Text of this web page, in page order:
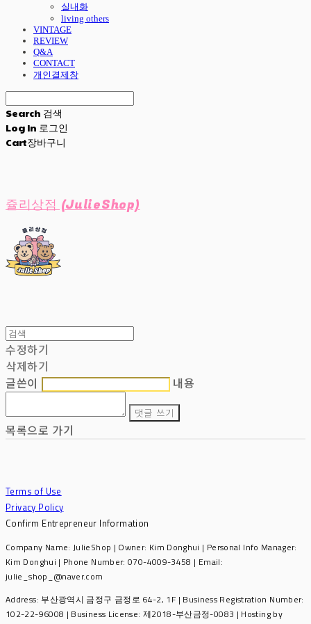
실내화
living others
VINTAGE
REVIEW
Q&A
CONTACT
개인결제창
Search 검색
Log In 로그인
Cart장바구니
쥴리상점 (JulieShop)
수정하기
삭제하기
글쓴이
내용
댓글 쓰기
목록으로 가기
Terms of Use
Privacy Policy
Confirm Entrepreneur Information
Company Name: JulieShop | Owner: Kim Donghui | Personal Info Manager:
Kim Donghui | Phone Number: 070-4009-3458 | Email:
julie_shop_@naver.com
Address: 부산광역시 금정구 금정로 64-2, 1F | Business Registration Number:
102-22-96008 | Business License: 제2018-부산금정-0083 | Hosting by